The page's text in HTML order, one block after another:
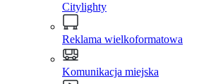
Citylighty
Reklama wielkoformatowa
Komunikacja miejska